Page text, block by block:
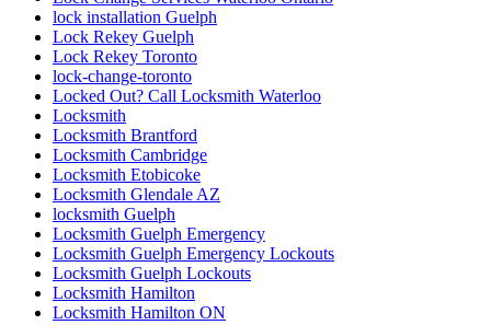
lock installation Guelph
Lock Rekey Guelph
Lock Rekey Toronto
lock-change-toronto
Locked Out? Call Locksmith Waterloo
Locksmith
Locksmith Brantford
Locksmith Cambridge
Locksmith Etobicoke
Locksmith Glendale AZ
locksmith Guelph
Locksmith Guelph Emergency
Locksmith Guelph Emergency Lockouts
Locksmith Guelph Lockouts
Locksmith Hamilton
Locksmith Hamilton ON